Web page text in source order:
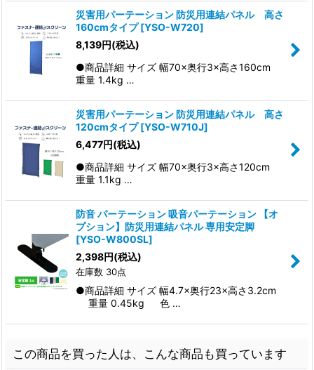
災害用パーテーション 防災用連結パネル 高さ
160cmタイプ [YSO-W720]
8,139円(税込)
●商品詳細 サイズ 幅70×奥行3×高さ160cm
重量 1.4kg …
災害用パーテーション 防災用連結パネル 高さ
120cmタイプ [YSO-W710J]
6,477円(税込)
●商品詳細 サイズ 幅70×奥行3×高さ120cm
重量 1.1kg …
防音 パーテーション 吸音パーテーション 【オ
プション】防災用連結パネル 専用安定脚
[YSO-W800SL]
2,398円(税込)
在庫数 30点
●商品詳細 サイズ 幅4.7×奥行23×高さ3.2cm
重量 0.45kg 色 …
この商品を買った人は、こんな商品も買っています